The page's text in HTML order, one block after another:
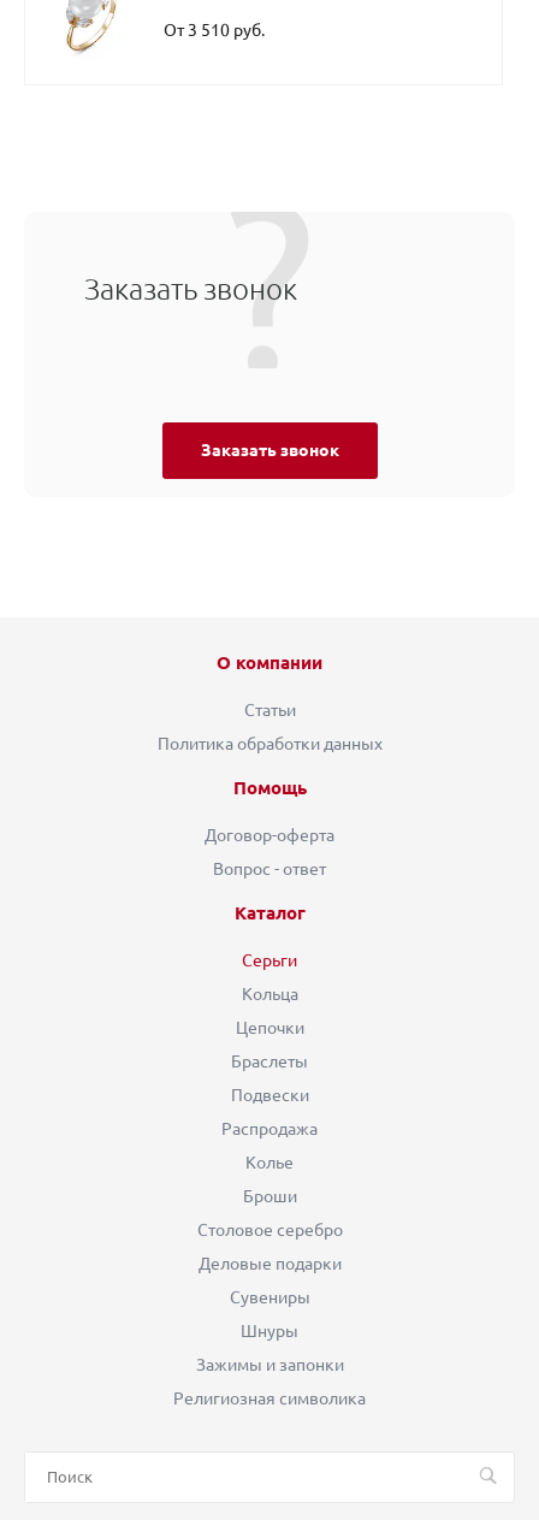
От 3 510 руб.
Заказать звонок
Заказать звонок
О компании
Статьи
Политика обработки данных
Помощь
Договор-оферта
Вопрос - ответ
Каталог
Серьги
Кольца
Цепочки
Браслеты
Подвески
Распродажа
Колье
Броши
Столовое серебро
Деловые подарки
Сувениры
Шнуры
Зажимы и запонки
Религиозная символика